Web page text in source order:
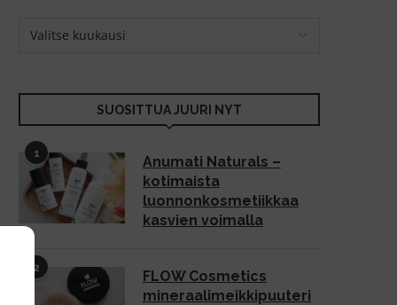
SUOSITTUA JUURI NYT
1
Anumati Naturals –
kotimaista
luonnonkosmetiikkaa
kasvien voimalla
2
FLOW Cosmetics
mineraalimeikkipuuteri